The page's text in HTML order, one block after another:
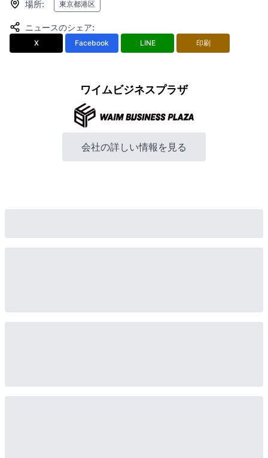
場所: 東京都港区
ニュースのシェア:
X Facebook LINE 印刷
ワイムビジネスプラザ
会社の詳しい情報を見る